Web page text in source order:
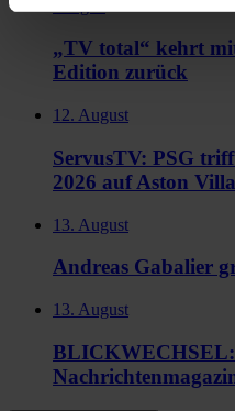
„TV total“ kehrt
Edition zurück
12. August
ServusTV: PSG
2026 auf Aston Villa
13. August
Andreas Gabalier
13. August
BLICKWECHSEL: